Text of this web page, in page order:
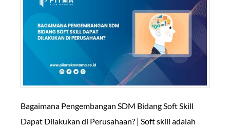
Bagaimana Pengembangan SDM Bidang Soft Skill
Dapat Dilakukan di Perusahaan? | Soft skill adalah